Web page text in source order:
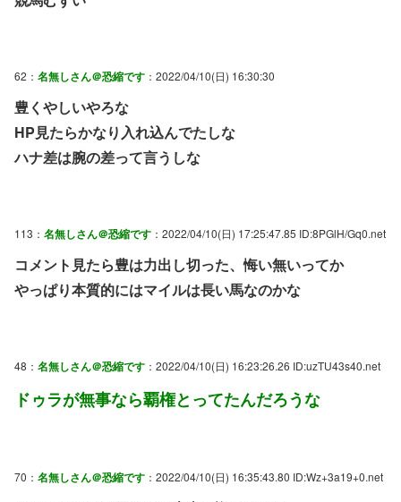
62： 名無しさん＠恐縮です ：2022/04/10(日) 16:30:30
豊くやしいやろな
HP見たらかなり入れ込んでたしな
ハナ差は腕の差って言うしな
113： 名無しさん＠恐縮です ：2022/04/10(日) 17:25:47.85 ID:8PGlH/Gq0.net
コメント見たら豊は力出し切った、悔い無いってか
やっぱり本質的にはマイルは長い馬なのかな
48： 名無しさん＠恐縮です ：2022/04/10(日) 16:23:26.26 ID:uzTU43s40.net
ドゥラが無事なら覇権とってたんだろうな
70： 名無しさん＠恐縮です ：2022/04/10(日) 16:35:43.80 ID:Wz+3a19+0.net